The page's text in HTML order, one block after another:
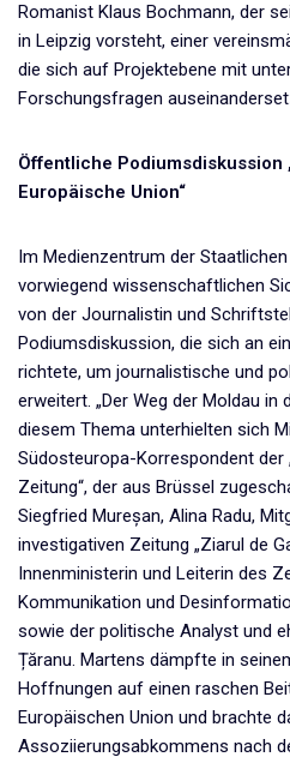
Romanist Klaus Bochmann, der
in Leipzig vorsteht, einer
die sich auf Projektebene mit
Forschungsfragen
Öffentliche Podiumsdiskussion
Europäische Union“
Im Medienzentrum der
vorwiegend wissenschaftlichen
von der Journalistin und
Podiumsdiskussion, die sich an
richtete, um journalistische und
erweitert. „Der Weg der Moldau in
diesem Thema unterhielten sich
Südosteuropa-Korrespondent der
Zeitung“, der aus Brüssel
Siegfried Mureșan, Alina Radu,
investigativen Zeitung „Ziarul de
Innenministerin und Leiterin des
Kommunikation und
sowie der politische Analyst und
Țăranu. Martens dämpfte in
Hoffnungen auf einen raschen
Europäischen Union und brachte
Assoziierungsabkommens nach